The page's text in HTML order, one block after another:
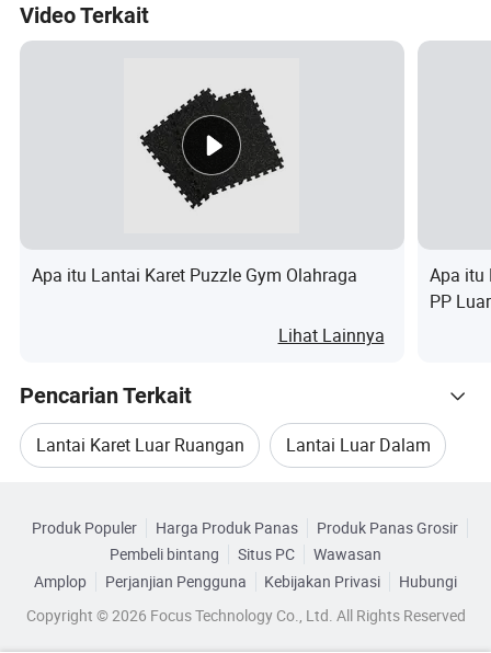
Ukuran halaman belakang halaman belakang lain, klik
Video Terkait
Apa itu Lantai Karet Puzzle Gym Olahraga
Lihat Lainnya
Apa itu
PP
Pencarian Terkait
Lantai Karet Luar Ruangan Lantai Luar Dalam
Lantai Taman Bermain Luar Ruangan
Lantai Gym Luar Ruangan
Produk Populer Harga Produk Panas
Produk Panas Grosir
Pembeli bintang
Situs PC
Wawasan
Amplop
Perjanjian Pengguna Kebijakan Privasi
Hubungi
Copyright © 2026 Focus Technology Co., Ltd. All Rights Reserved